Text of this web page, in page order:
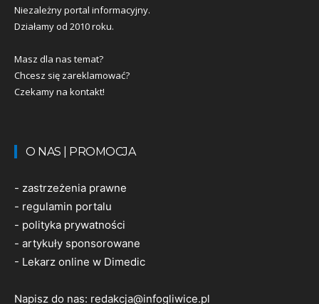
Niezależny portal informacyjny.
Działamy od 2010 roku.
Masz dla nas temat?
Chcesz się zareklamować?
Czekamy na kontakt!
O NAS | PROMOCJA
- zastrzeżenia prawne
- regulamin portalu
- polityka prywatności
- artykuły sponsorowane
- Lekarz online w Dimedic
Napisz do nas: redakcja@infogliwice.pl